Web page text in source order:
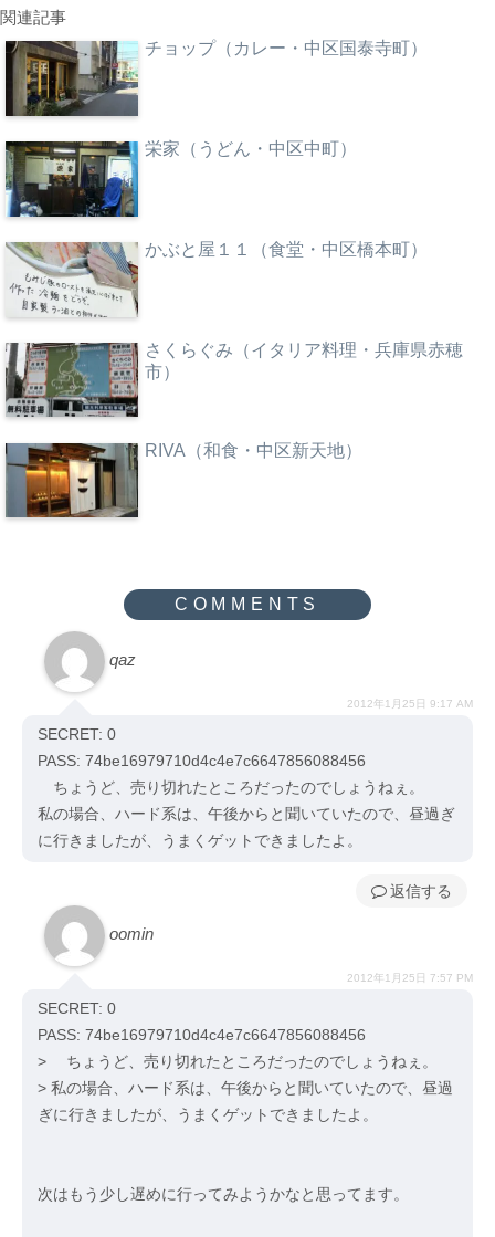
関連記事
チョップ（カレー・中区国泰寺町）
栄家（うどん・中区中町）
かぶと屋１１（食堂・中区橋本町）
さくらぐみ（イタリア料理・兵庫県赤穂
市）
RIVA（和食・中区新天地）
qaz
2012年1月25日 9:17 AM
SECRET: 0
PASS: 74be16979710d4c4e7c6647856088456
ちょうど、売り切れたところだったのでしょうねぇ。
私の場合、ハード系は、午後からと聞いていたので、昼過ぎ
に行きましたが、うまくゲットできましたよ。
返信
oomin
2012年1月25日 7:57 PM
SECRET: 0
PASS: 74be16979710d4c4e7c6647856088456
> ちょうど、売り切れたところだったのでしょうねぇ。
> 私の場合、ハード系は、午後からと聞いていたので、昼過
ぎに行きましたが、うまくゲットできましたよ。
次はもう少し遅めに行ってみようかなと思ってます。